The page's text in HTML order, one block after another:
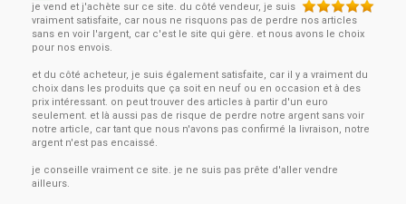
je vend et j'achète sur ce site. du côté vendeur, je suis
vraiment satisfaite, car nous ne risquons pas de perdre nos articles
sans en voir l'argent, car c'est le site qui gère. et nous avons le choix
pour nos envois.
et du côté acheteur, je suis également satisfaite, car il y a vraiment du
choix dans les produits que ça soit en neuf ou en occasion et à des
prix intéressant. on peut trouver des articles à partir d'un euro
seulement. et là aussi pas de risque de perdre notre argent sans voir
notre article, car tant que nous n'avons pas confirmé la livraison, notre
argent n'est pas encaissé.
je conseille vraiment ce site. je ne suis pas prête d'aller vendre
ailleurs.